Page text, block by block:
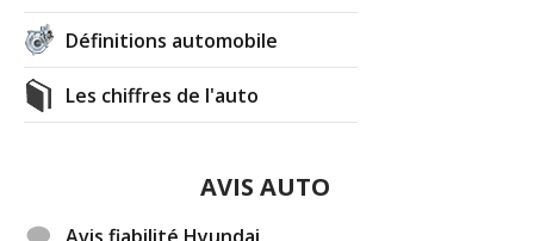
Définitions automobile
Les chiffres de l'auto
AVIS AUTO